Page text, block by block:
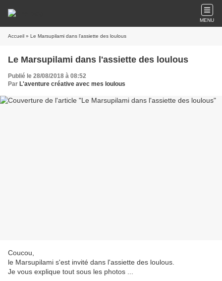
MENU
Accueil » Le Marsupilami dans l'assiette des loulous
Le Marsupilami dans l'assiette des loulous
Publié le 28/08/2018 à 08:52
Par L'aventure créative avec mes loulous
Coucou,
le Marsupilami s'est invité dans l'assiette des loulous.
Je vous explique tout sous les photos ...